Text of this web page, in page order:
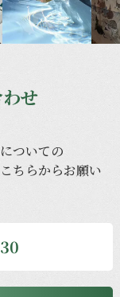
せ
ついての
こちらからお願い